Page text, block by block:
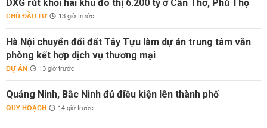
DXG rút khỏi hai khu đô thị 6.200 tỷ ở Cần Thơ, Phú Thọ
CHỦ ĐẦU TƯ 13 giờ trước
Hà Nội chuyển đổi đất Tây Tựu làm dự án trung tâm văn
phòng kết hợp dịch vụ thương mại
DỰ ÁN 13 giờ trước
Quảng Ninh, Bắc Ninh đủ điều kiện lên thành phố
QUY HOẠCH 14 giờ trước